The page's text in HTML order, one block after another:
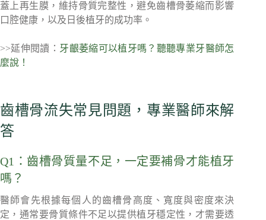
蓋上再生膜，維持骨質完整性，避免齒槽骨萎縮而影響
口腔健康，以及日後植牙的成功率。
>>延伸閱讀： 牙齦萎縮可以植牙嗎？聽聽專業牙醫師怎
麼說！
齒槽骨流失常見問題，專業醫師來解
答
Q1：齒槽骨質量不足，一定要補骨才能植牙
嗎？
醫師會先根據每個人的齒槽骨高度、寬度與密度來決
定，通常要骨質條件不足以提供植牙穩定性，才需要透